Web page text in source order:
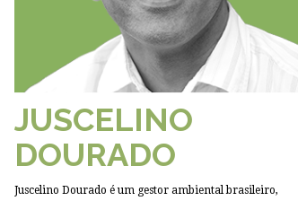
JUSCELINO
DOURADO
Juscelino Dourado é um gestor ambiental brasileiro,